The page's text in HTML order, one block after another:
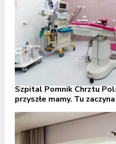
Szpital Pomnik Chrztu
przyszłe mamy. Tu